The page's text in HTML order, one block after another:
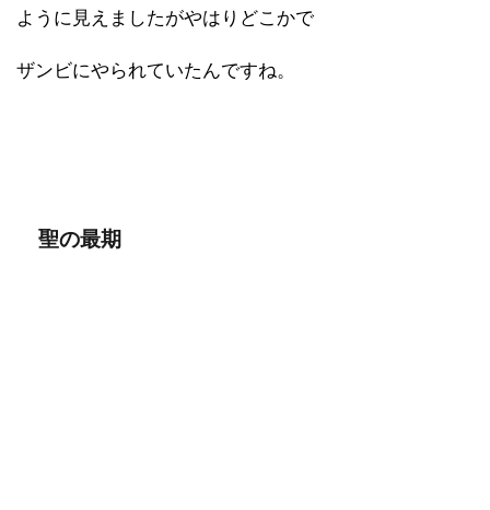
ように見えましたがやはりどこかで
ザンビにやられていたんですね。
聖の最期